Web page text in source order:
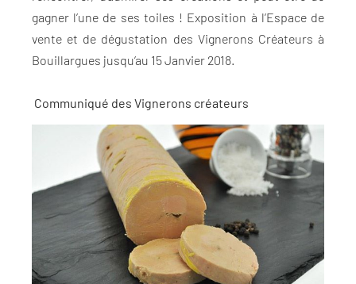
gagner l’une de ses toiles ! Exposition à l’Espace de
vente et de dégustation des Vignerons Créateurs à
Bouillargues jusqu’au 15 Janvier 2018.
Communiqué des Vignerons créateurs